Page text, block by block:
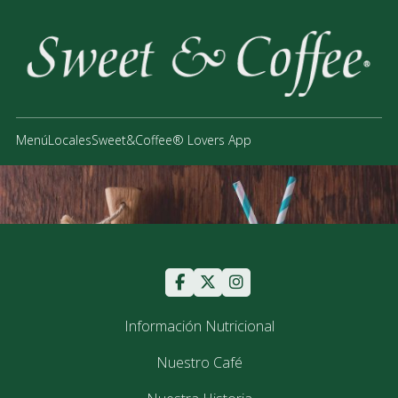
MenúLocalesSweet&Coffee® Lovers App
Información Nutricional
Nuestro Café